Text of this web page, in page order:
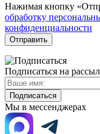
Нажимая кнопку
обработку
конфиденциальности
Отправить
Подписаться на
Подписаться
Мы в мессенджерах